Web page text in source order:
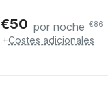
€50 por noche €86
+Costes adicionales